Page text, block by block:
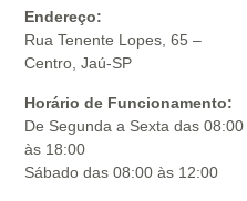
Endereço:
Rua Tenente Lopes, 65 –
Centro, Jaú-SP
Horário de Funcionamento:
De Segunda a Sexta das 08:00
às 18:00
Sábado das 08:00 às 12:00